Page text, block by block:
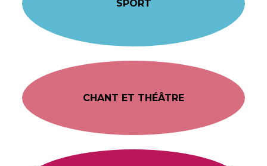
SPORT
CHANT ET THÉÂTRE